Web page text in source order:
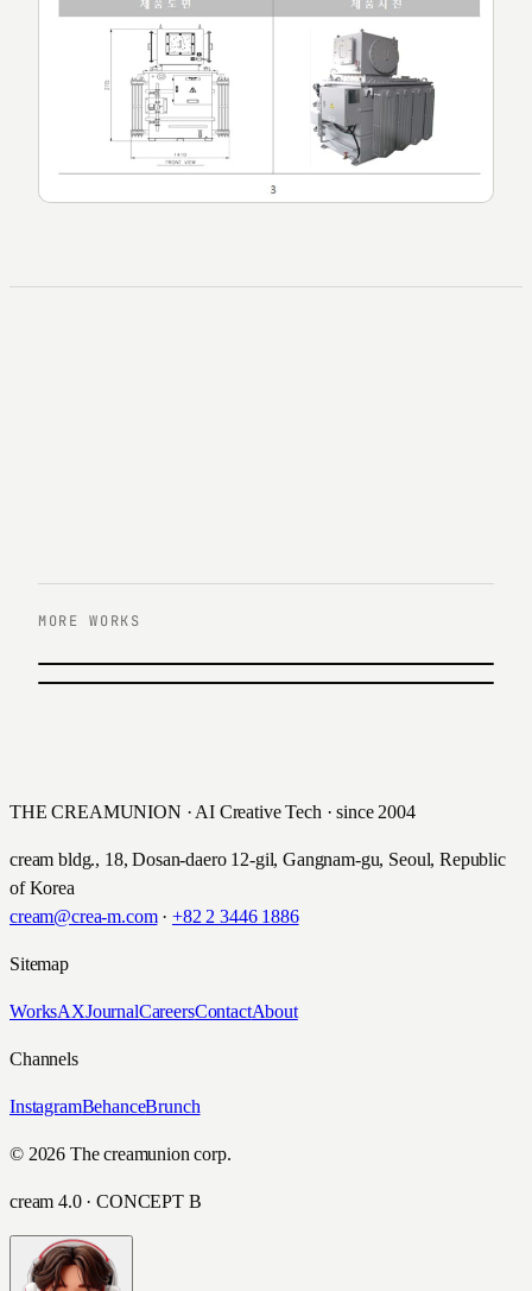
MORE WORKS
THE CREAMUNION · AI Creative Tech · since 2004
cream bldg., 18, Dosan-daero 12-gil, Gangnam-gu, Seoul, Republic
of Korea
cream@crea-m.com· +82 2 3446 1886
Sitemap
WorksAXJournalCareersContactAbout
Channels
InstagramBehanceBrunch
© 2026 The creamunion corp.
cream 4.0 · CONCEPT B